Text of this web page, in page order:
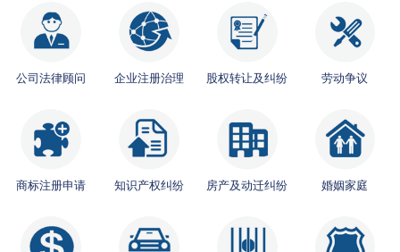
公司法律顾问 企业注册治理 股权转让及纠纷 劳动争议
商标注册申请 知识产权纠纷 房产及动迁纠纷 婚姻家庭